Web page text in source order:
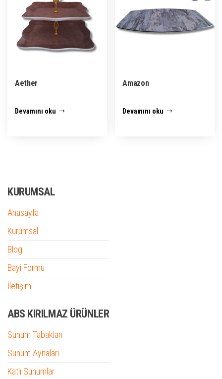
Aether
Devamını oku
Amazon
Devamını oku
KURUMSAL
Anasayfa
Kurumsal
Blog
Bayi Formu
İletişim
ABS KIRILMAZ ÜRÜNLER
Sunum Tabakları
Sunum Aynaları
Katlı Sunumlar